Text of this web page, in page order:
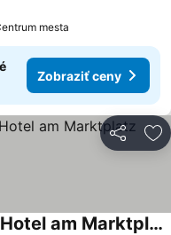
mesta
Zobraziť ceny
Zdieľať
Landgasthof Wratschko - Hotel am Marktplatz